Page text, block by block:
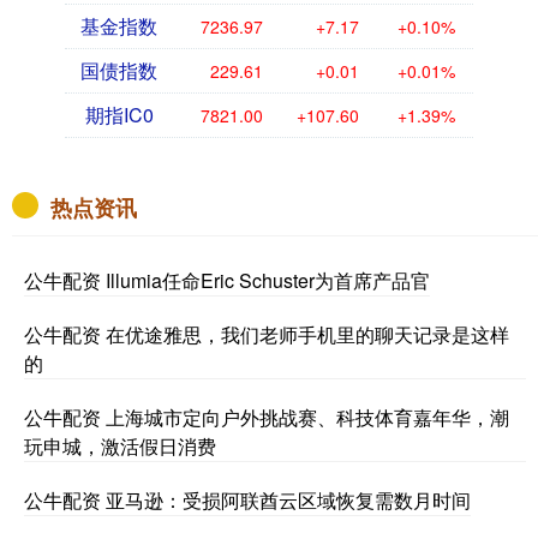
基金指数 7236.97 +7.17 +0.10%
国债指数 229.61 +0.01 +0.01%
期指IC0 7821.00 +107.60 +1.39%
热点资讯
公牛配资 Illumia任命Eric Schuster为首席产品官
公牛配资 在优途雅思，我们老师手机里的聊天记录是这样
的
公牛配资 上海城市定向户外挑战赛、科技体育嘉年华，潮
玩申城，激活假日消费
公牛配资 亚马逊：受损阿联酋云区域恢复需数月时间